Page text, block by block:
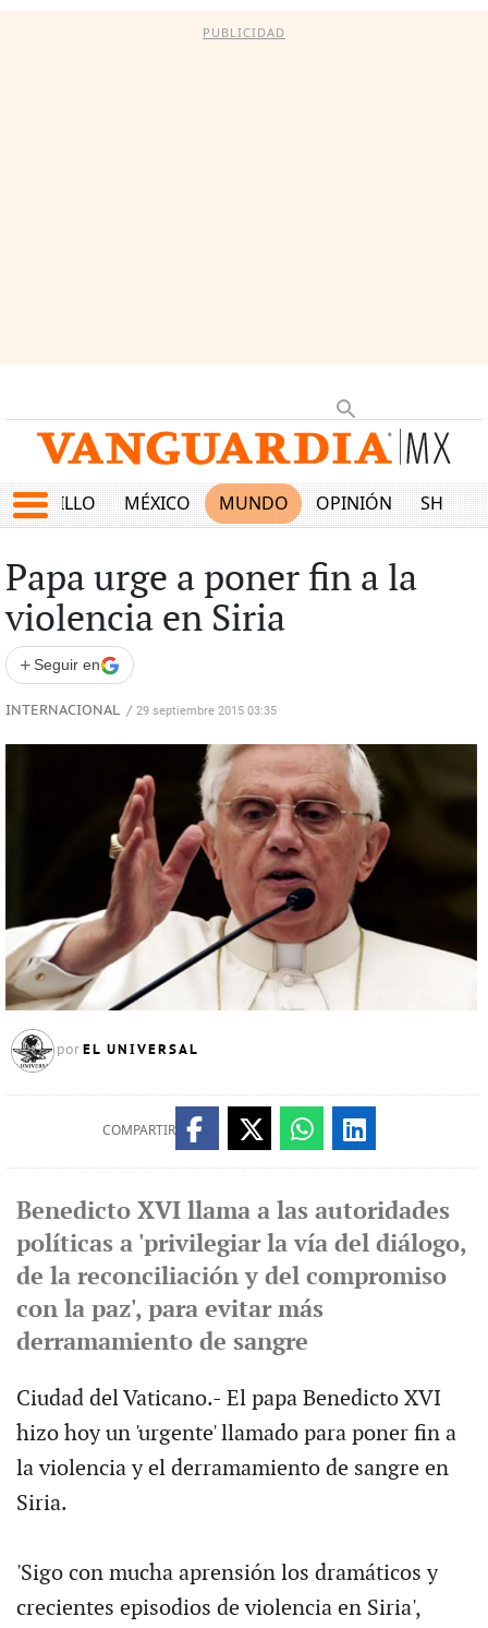
PUBLICIDAD
SALTILLO MÉXICO MUNDO OPINIÓN SHOW
Papa urge a poner fin a la
violencia en Siria
+ Seguir en
INTERNACIONAL / 29 septiembre 2015 03:35
por EL UNIVERSAL
COMPARTIR
Benedicto XVI llama a las autoridades
políticas a 'privilegiar la vía del diálogo,
de la reconciliación y del compromiso
con la paz', para evitar más
derramamiento de sangre
Ciudad del Vaticano.- El papa Benedicto XVI
hizo hoy un 'urgente' llamado para poner fin a
la violencia y el derramamiento de sangre en
Siria.
'Sigo con mucha aprensión los dramáticos y
crecientes episodios de violencia en Siria',